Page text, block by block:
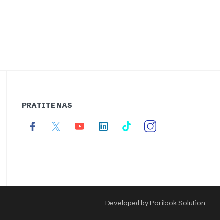
PRATITE NAS
Developed by Porilook Solution